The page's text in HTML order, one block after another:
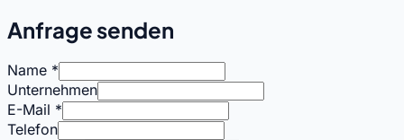
Anfrage senden
Name *
Unternehmen
E-Mail *
Telefon